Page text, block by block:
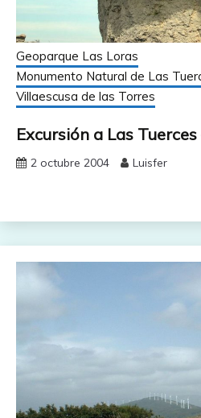
Geoparque Las Loras
Monumento Natural de Las
Villaescusa de las Torres
Excursión a Las
2 octubre 2004 Luisfer